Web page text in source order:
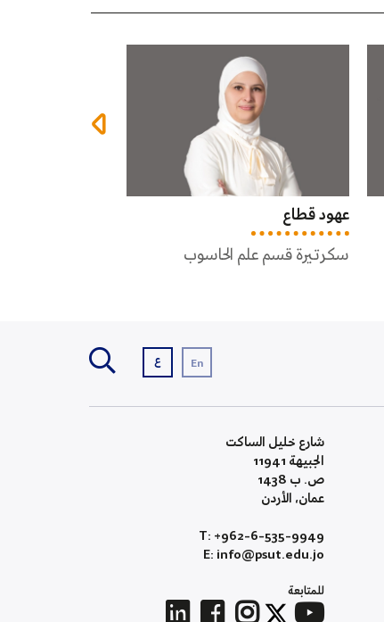
شيرين غبون
سكرتيرة قسم الأمن السيبراني
En ع
شارع خليل الساكت
الجبيهة 11941
ص. ب 1438
عمان، الأردن
T: +962-6-535-9949
E: info@psut.edu.jo
للمتابعة